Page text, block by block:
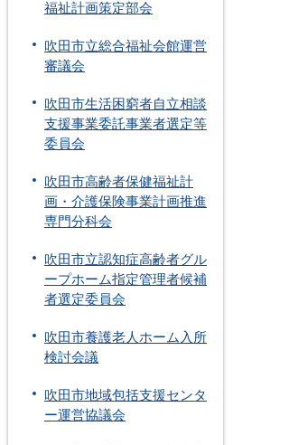
福祉計画策定部会
吹田市立総合福祉会館運営
審議会
吹田市生活困窮者自立相談
支援事業委託事業者選定等
委員会
吹田市高齢者保健福祉計
画・介護保険事業計画推進
専門分科会
吹田市立認知症高齢者グル
ープホーム指定管理者候補
者選定委員会
吹田市養護老人ホーム入所
検討会議
吹田市地域包括支援センタ
ー運営協議会